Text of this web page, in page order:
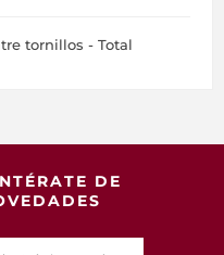
tornillos - Total
DE